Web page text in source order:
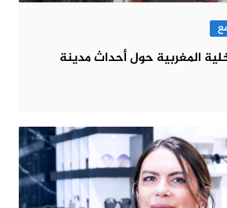
المغربية حول أحداث مدينة